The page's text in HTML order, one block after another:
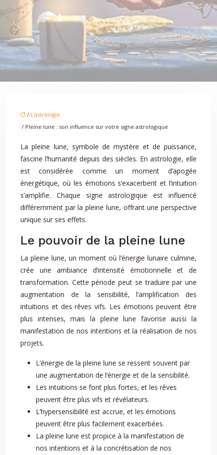
/ L'astrologie
/ Pleine lune : son influence sur votre signe astrologique
La pleine lune, symbole de mystère et de puissance,
fascine l’humanité depuis des siècles. En astrologie, elle
est considérée comme un moment d’apogée
énergétique, où les émotions s’exacerbent et l’intuition
s’amplifie. Chaque signe astrologique est influencé
différemment par la pleine lune, offrant une perspective
unique sur ses effets.
Le pouvoir de la pleine lune
La pleine lune, un moment où l’énergie lunaire culmine,
crée une ambiance d’intensité émotionnelle et de
transformation. Cette période peut se traduire par une
augmentation de la sensibilité, l’amplification des
intuitions et des rêves vifs. Les émotions peuvent être
plus intenses, mais la pleine lune favorise aussi la
manifestation de nos intentions et la réalisation de nos
projets.
L’énergie de la pleine lune se ressent souvent par
une augmentation de l’énergie et de la sensibilité.
Les intuitions se font plus fortes, et les rêves
peuvent être plus vifs et révélateurs.
L’hypersensibilité est accrue, et les émotions
peuvent être plus facilement exacerbées.
La pleine lune est propice à la manifestation de
nos intentions et à la concrétisation de nos